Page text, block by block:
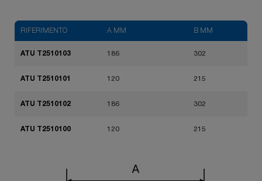
RIFERIMENTO A MM B MM
ATU T2510103 186 302
ATU T2510101 120 215
ATU T2510102 186 302
ATU T2510100 120 215